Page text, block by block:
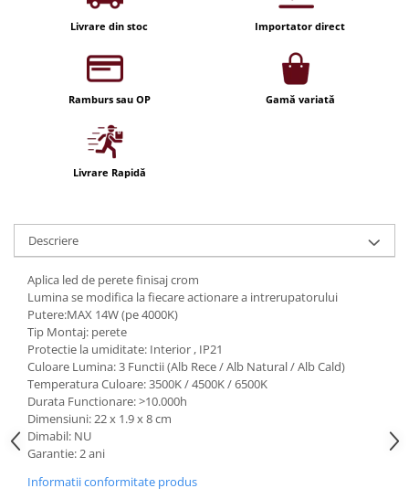
Aplica LED
Profil banda LED
Iluminat festiv
Sina Magnetica Slim LIMBO
Iluminat decorativ de Craciun
Livrare din stoc Importator direct
Ramburs sau OP Gamă variată
Livrare Rapidă
Descriere
Aplica led de perete finisaj crom
Lumina se modifica la fiecare actionare a intrerupatorului
Putere:MAX 14W (pe 4000K)
Tip Montaj: perete
Protectie la umiditate: Interior , IP21
Culoare Lumina: 3 Functii (Alb Rece / Alb Natural / Alb Cald)
Temperatura Culoare: 3500K / 4500K / 6500K
Durata Functionare: >10.000h
Dimensiuni: 22 x 1.9 x 8 cm
Dimabil: NU
Garantie: 2 ani
Informatii conformitate produs